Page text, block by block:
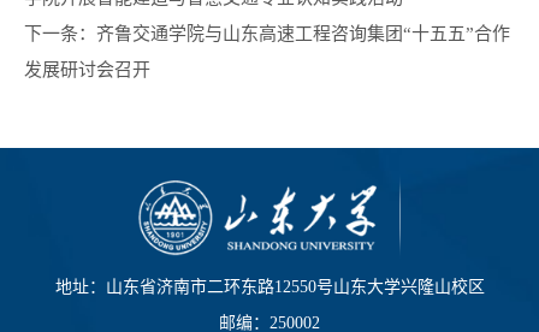
下一条： 齐鲁交通学院与山东高速工程咨询集团“十五五”合作
发展研讨会召开
地址：山东省济南市二环东路12550号山东大学兴隆山校区
邮编：250002